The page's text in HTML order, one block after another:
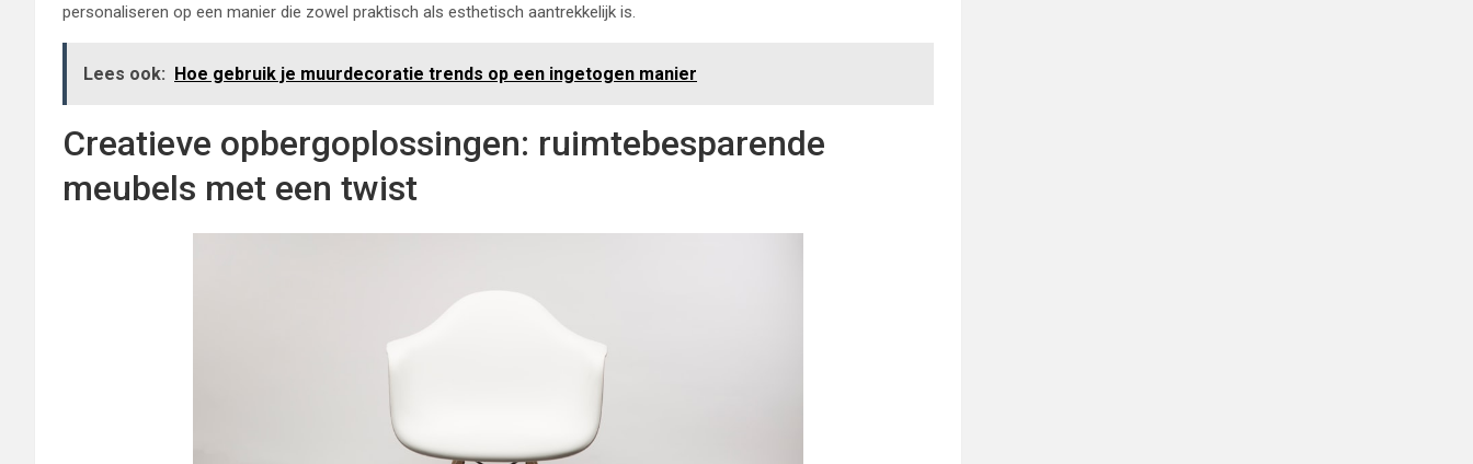
personaliseren op een manier die zowel praktisch als esthetisch aantrekkelijk is.
Lees ook: Hoe gebruik je muurdecoratie trends op een ingetogen manier
Creatieve opbergoplossingen: ruimtebesparende
meubels met een twist